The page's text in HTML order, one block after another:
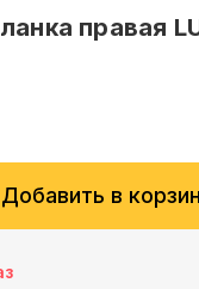
правая
Добавить в